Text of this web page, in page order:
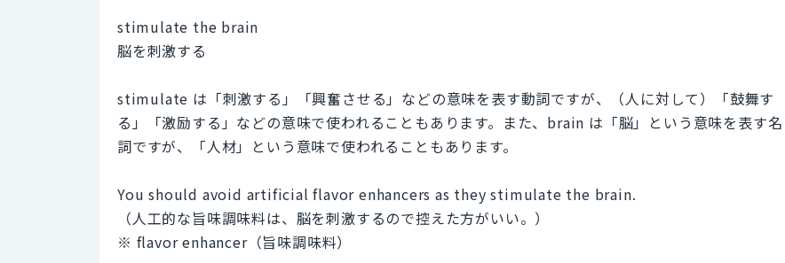
stimulate the brain
脳を刺激する
stimulate は「刺激する」「興奮させる」などの意味を表す動詞ですが、（人に対して）「鼓舞す
る」「激励する」などの意味で使われることもあります。また、brain は「脳」という意味を表す名
詞ですが、「人材」という意味で使われることもあります。
You should avoid artificial flavor enhancers as they stimulate the brain.
（人工的な旨味調味料は、脳を刺激するので控えた方がいい。）
※ flavor enhancer（旨味調味料）